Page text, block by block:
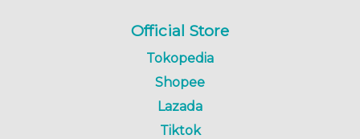
Official Store
Tokopedia
Shopee
Lazada
Tiktok